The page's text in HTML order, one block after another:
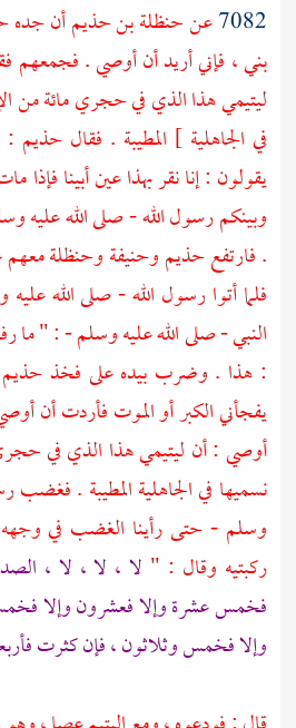
7082عنحنظلة بن حذيمأن جده
بني ، فإني أريد أن أوصي . فجمعهم
ليتيمي هذا الذي في حجري مائة من
في الجاهلية ] المطيبة . فقال حذيم :
يقولون : إنا نقر بهذا عين أبينا فإذا
وبينكم رسول الله - صلى الله عليه
. فارتفعحذيموحنيفةوحنظلة
فلما أتوا رسول الله - صلى الله
النبي - صلى الله عليه وسلم - : " ما
: هذا . وضرب بيده على فخذ
يفجأني الكبر أو الموت فأردت أن
أوصي : أن ليتيمي هذا الذي في
نسميها في الجاهلية المطيبة . فغضب
وسلم - حتى رأينا الغضب في وجهه
ركبتيه وقال : " لا ، لا ، لا ،
فخمس عشرة وإلا فعشرون وإلا
وإلا فخمس وثلاثون ، فإن كثرت